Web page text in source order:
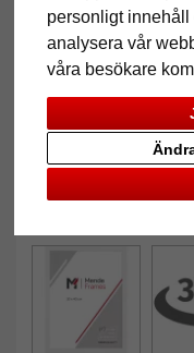
personligt innehåll
analysera vår
våra besökare
Tillbaka